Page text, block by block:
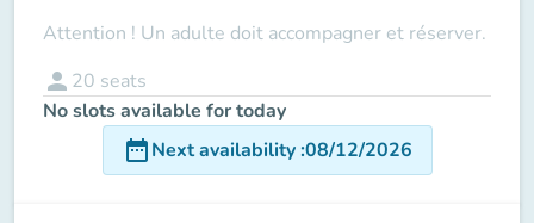
Attention ! Un adulte doit accompagner et réserver.
person 20 seats
No slots available for today
date_rangeNext availability:08/12/2026